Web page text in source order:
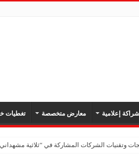
شراكة إعلامية معارض متخصصة تغطيات
الشركات المشاركة في “ثلاثية مشهداني الصناعية